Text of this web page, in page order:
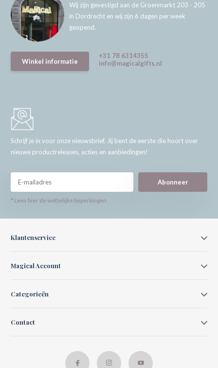
Wij zijn gevestigd aan de Groenmarkt 203 - 205
in Dordrecht en wij zijn 6 dagen per week
geopend.
Winkel informatie
+31 78 6314355
info@magicalgifts.nl
Schrijf je in voor onze nieuwsbrief. Jij bent de eerste die hoort over
nieuwe productreleases, acties en aanbiedingen!
Abonneer
* Lees hier de wettelijke beperkingen
Klantenservice
Magical Account
Categorieën
Contact